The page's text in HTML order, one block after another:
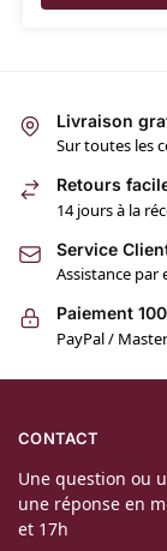
Livraison
Sur toutes les
Retours
14 jours à la
Service
Assistance par
Paiement
PayPal /
CONTACT
Une question ou
une réponse en
et 17h